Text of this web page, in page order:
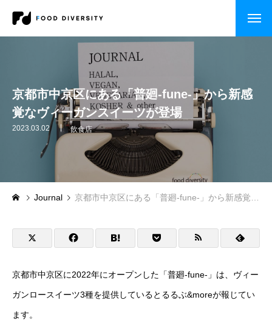
自治体・行政の方へ
セミナー・研修
企業事例
自治体事例
運営メディア
FoodDiversity.today
京都市中京区にある「普廻-fune-」から新感
覚なヴィーガンスイーツが登場
2023.03.02 飲食店
Journal 京都市中京区にある「普廻-fune-」から新感覚なヴィーガンスイーツが登場
京都市中京区に2022年にオープンした「普廻-fune-」は、ヴィー
ガンロースイーツ3種を提供しているとるるぶ&moreが報じてい
ます。